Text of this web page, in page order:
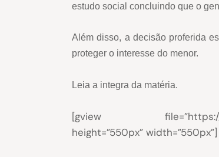
estudo social concluindo que o
Além disso, a decisão proferida
proteger o interesse do menor.
Leia a integra da matéria.
[gview file=”https://
height=”550px” width=”550px”]